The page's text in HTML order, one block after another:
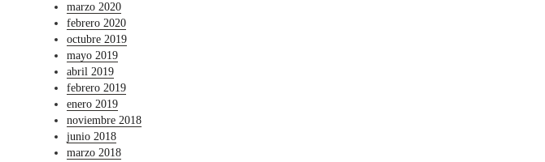
marzo 2020
febrero 2020
octubre 2019
mayo 2019
abril 2019
febrero 2019
enero 2019
noviembre 2018
junio 2018
marzo 2018